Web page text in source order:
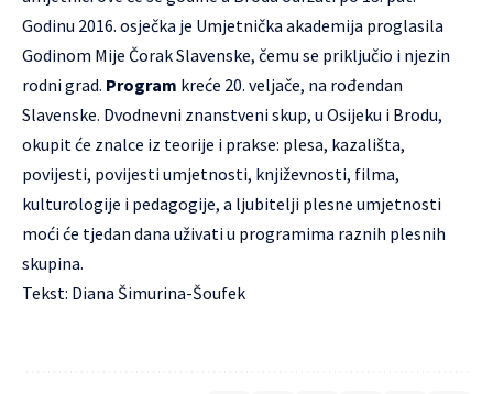
Godinu 2016. osječka je Umjetnička akademija proglasila
Godinom Mije Čorak Slavenske, čemu se priključio i njezin
rodni grad. Program kreće 20. veljače, na rođendan
Slavenske. Dvodnevni znanstveni skup, u Osijeku i Brodu,
okupit će znalce iz teorije i prakse: plesa, kazališta,
povijesti, povijesti umjetnosti, književnosti, filma,
kulturologije i pedagogije, a ljubitelji plesne umjetnosti
moći će tjedan dana uživati u programima raznih plesnih
skupina.
Tekst: Diana Šimurina-Šoufek